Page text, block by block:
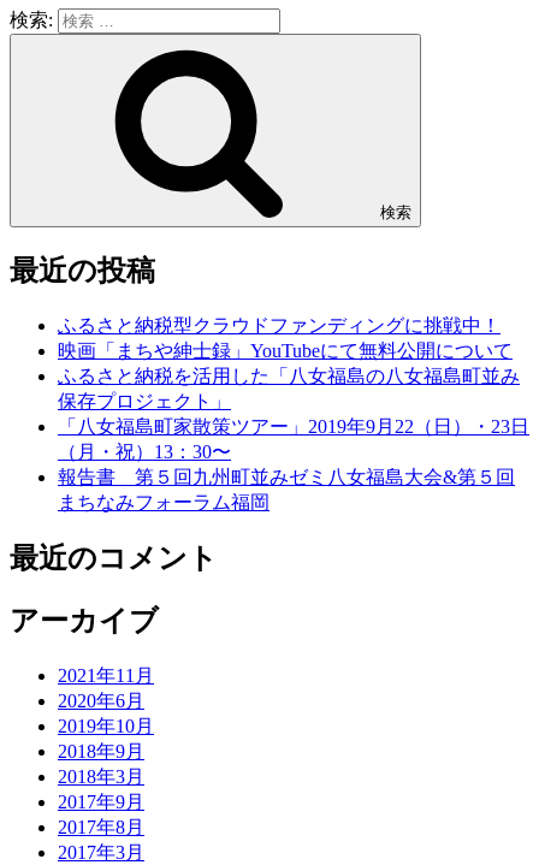
検索:
検索
最近の投稿
ふるさと納税型クラウドファンディングに挑戦中！
映画「まちや紳士録」YouTubeにて無料公開について
ふるさと納税を活用した「八女福島の八女福島町並み
保存プロジェクト」
「八女福島町家散策ツアー」2019年9月22（日）・23日
（月・祝）13：30〜
報告書 第５回九州町並みゼミ八女福島大会&第５回
まちなみフォーラム福岡
最近のコメント
アーカイブ
2021年11月
2020年6月
2019年10月
2018年9月
2018年3月
2017年9月
2017年8月
2017年3月